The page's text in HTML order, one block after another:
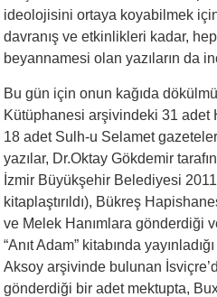
ideolojisini ortaya koyabilmek
davranış ve etkinlikleri kadar,
beyannamesi olan yazıların da
Bu gün için onun kağıda
Kütüphanesi arşivindeki 31 adet
18 adet Sulh-u Selamet
yazılar, Dr.Oktay Gökdemir
İzmir Büyükşehir Belediyesi
kitaplaştırıldı), Bükreş
ve Melek Hanımlara gönderdiği
“Anıt Adam” kitabında
Aksoy arşivinde bulunan
gönderdiği bir adet mektupta,